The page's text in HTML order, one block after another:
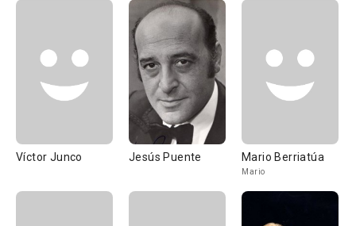
Víctor Junco Jesús Puente Mario Berriatúa
Mario